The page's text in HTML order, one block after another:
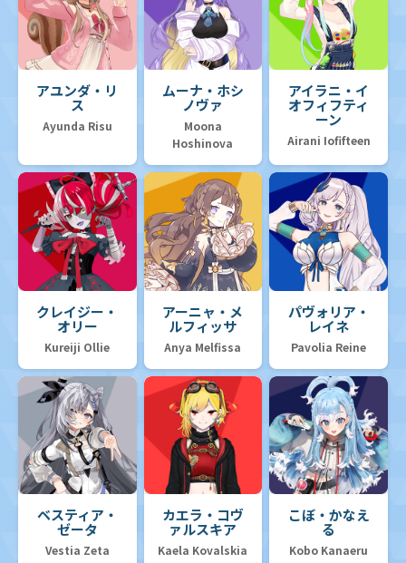
アユンダ・リ
ス
Ayunda Risu
ムーナ・ホシ
ノヴァ
Moona
Hoshinova
アイラニ・イ
オフィフティ
ーン
Airani Iofifteen
クレイジー・
オリー
Kureiji Ollie
アーニャ・メ
ルフィッサ
Anya Melfissa
パヴォリア・
レイネ
Pavolia Reine
ベスティア・
ゼータ
Vestia Zeta
カエラ・コヴ
ァルスキア
Kaela Kovalskia
こぼ・かなえ
る
Kobo Kanaeru